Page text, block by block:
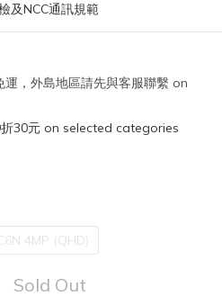
及NCC通訊規範
，外島地區請先與客服聯繫 on
30元 on selected categories
4MP (QHD)
Sold Out